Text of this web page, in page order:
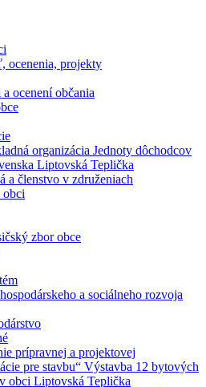
ocenenia, projekty
ocenení občania
organizácia Jednoty dôchodcov
Liptovská Teplička
a členstvo v združeniach
zbor obce
a sociálneho rozvoja
prípravnej a projektovej
pre stavbu“ Výstavba 12 bytových
obci Liptovská Teplička